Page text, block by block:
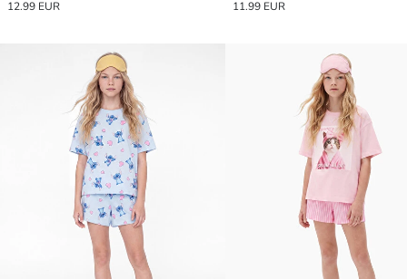
12.99 EUR 11.99 EUR